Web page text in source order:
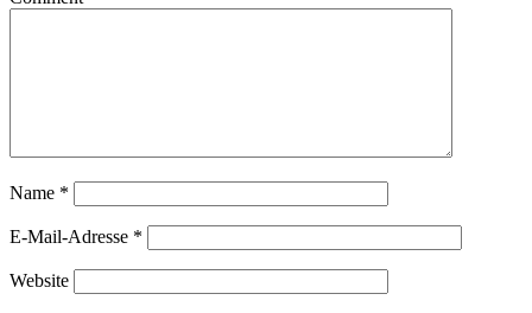
Name *
E-Mail-Adresse *
Website